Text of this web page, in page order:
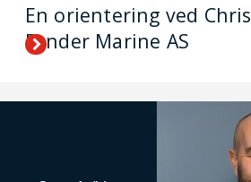
En orientering ved
Fender Marine AS